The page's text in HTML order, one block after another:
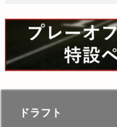
ドラフト